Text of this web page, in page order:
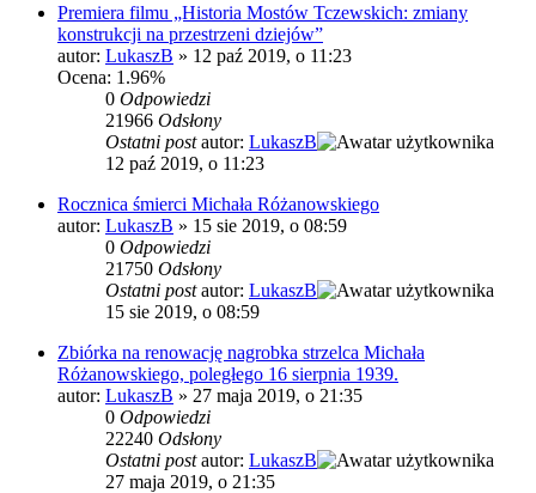
Premiera filmu „Historia Mostów Tczewskich: zmiany
konstrukcji na przestrzeni dziejów”
autor: LukaszB » 12 paź 2019, o 11:23
Ocena: 1.96%
0 Odpowiedzi
21966 Odsłony
Ostatni postautor: LukaszB
12 paź 2019, o 11:23
Rocznica śmierci Michała Różanowskiego
autor: LukaszB » 15 sie 2019, o 08:59
0 Odpowiedzi
21750 Odsłony
Ostatni postautor: LukaszB
15 sie 2019, o 08:59
Zbiórka na renowację nagrobka strzelca Michała
Różanowskiego, poległego 16 sierpnia 1939.
autor: LukaszB » 27 maja 2019, o 21:35
0 Odpowiedzi
22240 Odsłony
Ostatni postautor: LukaszB
27 maja 2019, o 21:35